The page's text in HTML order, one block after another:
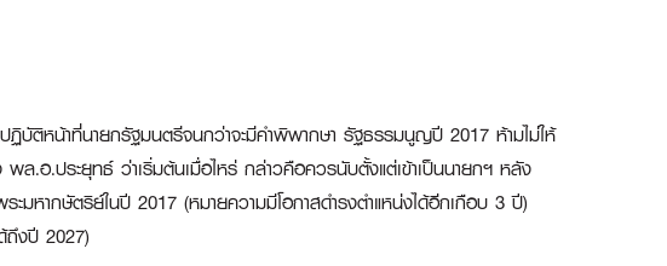
บัติหน้าที่นายกรัฐมนตรีจนกว่าจะมีคำพิพากษา รัฐธรรมนูญปี 2017 ห้ามไม่ให้
ล.อ.ประยุทธ์ ว่าเริ่มต้นเมื่อไหร่ กล่าวคือควรนับตั้งแต่เข้าเป็นนายกฯ หลัง
มหากษัตริย์ในปี 2017 (หมายความมีโอกาสดำรงตำแหน่งได้อีกเกือบ 3 ปี)
ถึงปี 2027)